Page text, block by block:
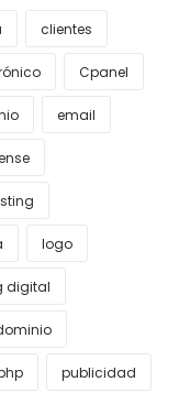
clientes
Cpanel
email
logo
digital
publicidad